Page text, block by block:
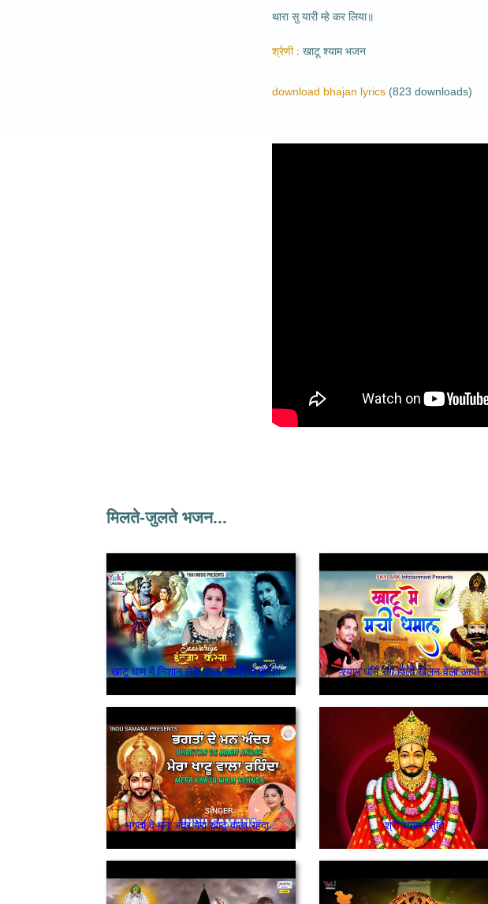
थारा सु यारी म्हे कर लिया॥
श्रेणी खाटू श्याम भजन
download bhajan lyrics (823 downloads)
मिलते-जुलते भजन...
खाटू धाम मैं निशान लेके आऊं सांवरिया इंतज़ार करना श्याम धनि संग होली खेलन वेला आयो रे
भगतां दे मन अंदर मेरा खाटू वाला रहंदा... श्री श्याम स्तुति